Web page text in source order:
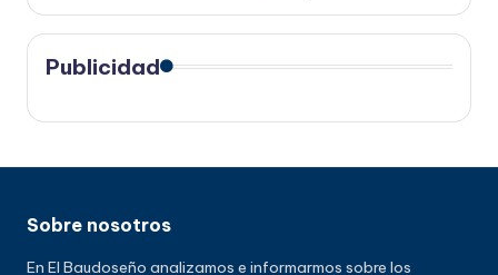
Publicidad
Sobre nosotros
En El Baudoseño analizamos e informarmos sobre los